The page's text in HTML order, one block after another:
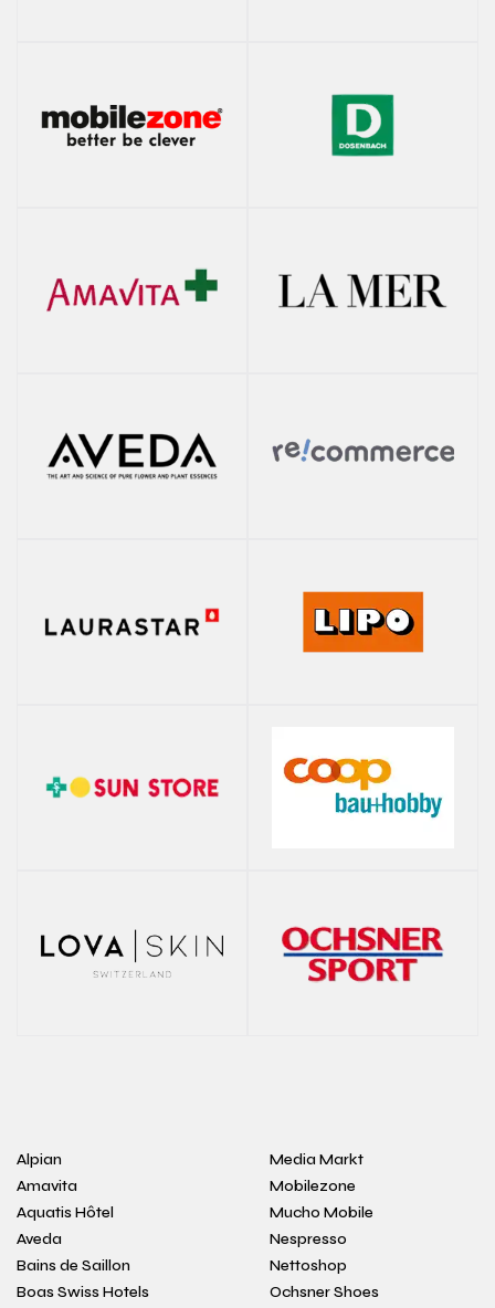
Alpian
Amavita
Aquatis Hôtel
Aveda
Bains de Saillon
Boas Swiss Hotels
Media Markt
Mobilezone
Mucho Mobile
Nespresso
Nettoshop
Ochsner Shoes